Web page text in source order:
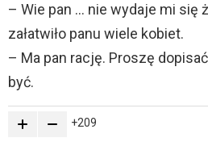
– Wie pan … nie wydaje mi się
załatwiło panu wiele kobiet.
– Ma pan rację. Proszę
być.
209